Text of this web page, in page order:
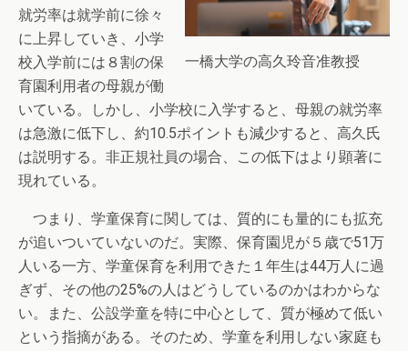
一橋大学の高久玲音准教授
就労率は就学前に徐々
に上昇していき、小学
校入学前には８割の保
育園利用者の母親が働
いている。しかし、小学校に入学すると、母親の就労率
は急激に低下し、約10.5ポイントも減少すると、高久氏
は説明する。非正規社員の場合、この低下はより顕著に
現れている。
つまり、学童保育に関しては、質的にも量的にも拡充
が追いついていないのだ。実際、保育園児が５歳で51万
人いる一方、学童保育を利用できた１年生は44万人に過
ぎず、その他の25%の人はどうしているのかはわからな
い。また、公設学童を特に中心として、質が極めて低い
という指摘がある。そのため、学童を利用しない家庭も